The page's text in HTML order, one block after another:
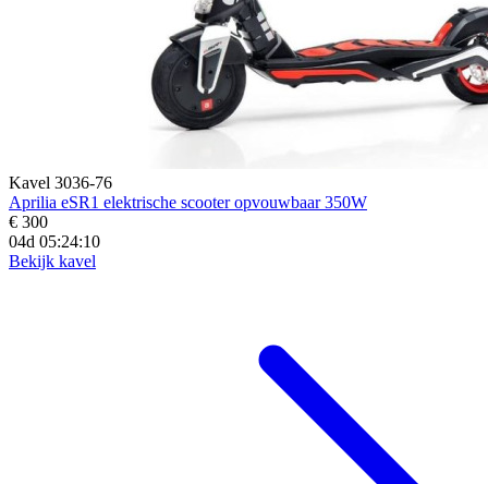
Kavel 3036-76
Aprilia eSR1 elektrische scooter opvouwbaar 350W
€ 300
04d 05:24:09
Bekijk kavel